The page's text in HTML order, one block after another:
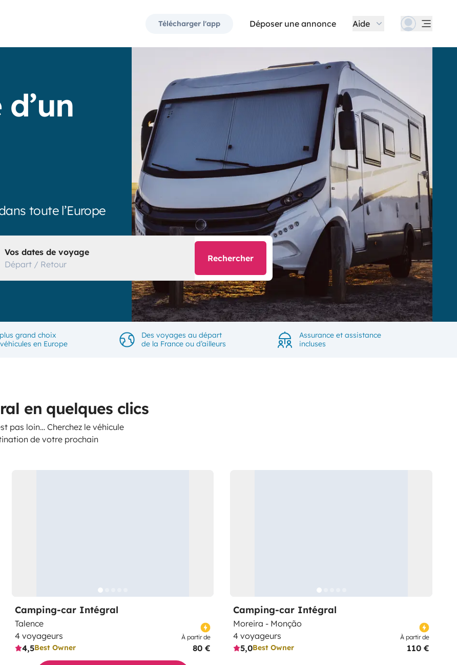
Télécharger l'app Déposer une annonce Aide
toute l’Europe
Vos dates de voyage
Départ / Retour
Rechercher
grand choix
en Europe
Des voyages au départ
de la France ou d’ailleurs
Assurance et assistance
incluses
en quelques clics
pas loin… Cherchez le véhicule
de votre prochain
Camping-car Intégral
Talence
4 voyageurs
4,5Best Owner
À partir de
80 €
Camping-car Intégral
Moreira - Monção
4 voyageurs
5,0Best Owner
À partir de
110 €